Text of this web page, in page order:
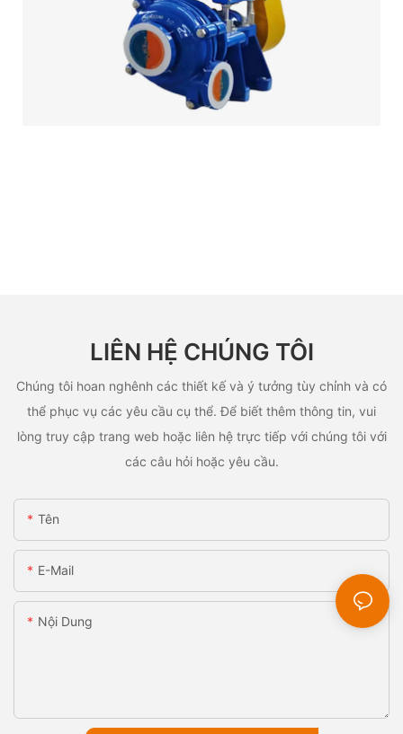
LIÊN HỆ CHÚNG TÔI
Chúng tôi hoan nghênh các thiết kế và ý tưởng tùy chỉnh và có
thể phục vụ các yêu cầu cụ thể. Để biết thêm thông tin, vui
lòng truy cập trang web hoặc liên hệ trực tiếp với chúng tôi với
các câu hỏi hoặc yêu cầu.
Tên
E-Mail
Nội Dung